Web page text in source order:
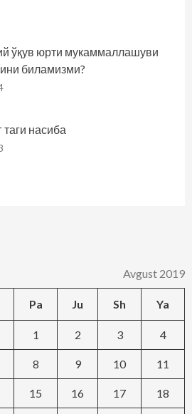
ўқув юрти мукаммаллашуви
биламизми?
таги насиба
Avgust 2019
Pa Ju Sh Ya
1 2 3 4
8 9 10 11
15 16 17 18